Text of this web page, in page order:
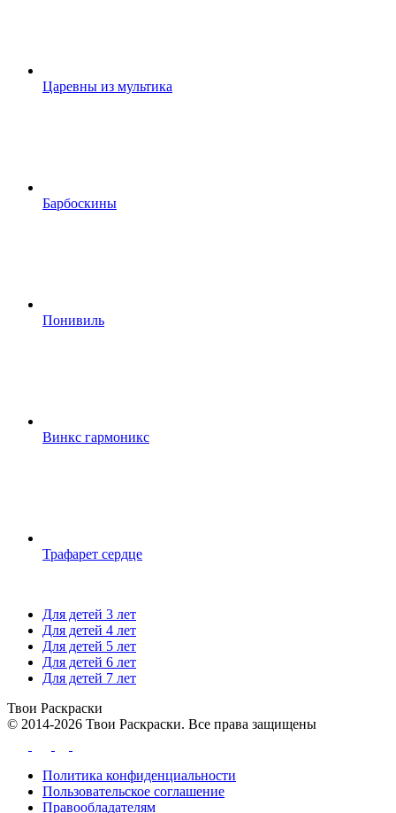
Царевны из мультика
Барбоскины
Понивиль
Винкс гармоникс
Трафарет сердце
Для детей 3 лет
Для детей 4 лет
Для детей 5 лет
Для детей 6 лет
Для детей 7 лет
Твои Раскраски
© 2014-2026 Твои Раскраски. Все права защищены
Политика конфиденциальности
Пользовательское соглашение
Правообладателям